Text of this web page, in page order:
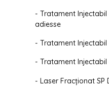
Tratament Injectabil
adiesse
Tratament Injectabil
Tratament Injectabil
Laser Fracționat SP